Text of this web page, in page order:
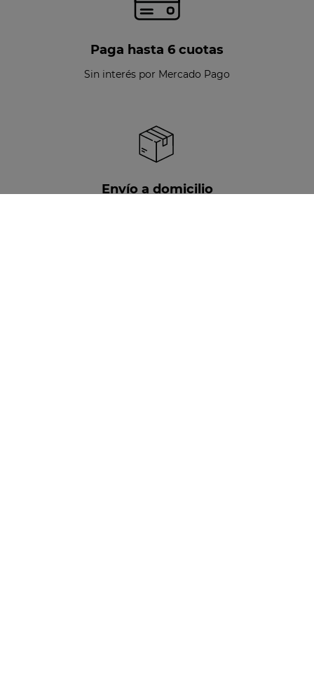
Paga hasta 6 cuotas
Sin interés por Mercado Pago
Envío a domicilio